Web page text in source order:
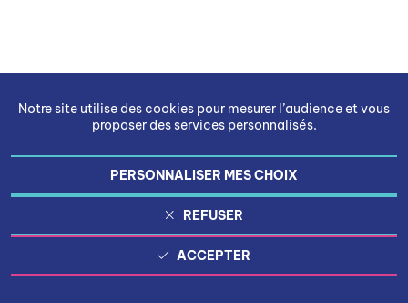
Notre site utilise des cookies pour mesurer l’audience et vous
proposer des services personnalisés.
PERSONNALISER MES CHOIX
REFUSER
ACCEPTER